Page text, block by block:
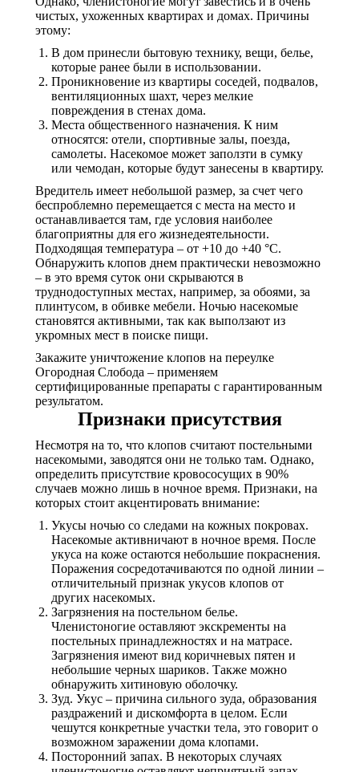
чистых, ухоженных квартирах и домах. Причины
этому:
В дом принесли бытовую технику, вещи, белье,
которые ранее были в использовании.
Проникновение из квартиры соседей, подвалов,
вентиляционных шахт, через мелкие
повреждения в стенах дома.
Места общественного назначения. К ним
относятся: отели, спортивные залы, поезда,
самолеты. Насекомое может заползти в сумку
или чемодан, которые будут занесены в квартиру.
Вредитель имеет небольшой размер, за счет чего
беспроблемно перемещается с места на место и
останавливается там, где условия наиболее
благоприятны для его жизнедеятельности.
Подходящая температура – от +10 до +40 °С.
Обнаружить клопов днем практически невозможно
– в это время суток они скрываются в
труднодоступных местах, например, за обоями, за
плинтусом, в обивке мебели. Ночью насекомые
становятся активными, так как выползают из
укромных мест в поиске пищи.
Закажите уничтожение клопов на переулке
Огородная Слобода – применяем
сертифицированные препараты с гарантированным
результатом.
Признаки присутствия
Несмотря на то, что клопов считают постельными
насекомыми, заводятся они не только там. Однако,
определить присутствие кровососущих в 90%
случаев можно лишь в ночное время. Признаки, на
которых стоит акцентировать внимание:
Укусы ночью со следами на кожных покровах.
Насекомые активничают в ночное время. После
укуса на коже остаются небольшие покраснения.
Поражения сосредотачиваются по одной линии –
отличительный признак укусов клопов от
других насекомых.
Загрязнения на постельном белье.
Членистоногие оставляют экскременты на
постельных принадлежностях и на матрасе.
Загрязнения имеют вид коричневых пятен и
небольшие черных шариков. Также можно
обнаружить хитиновую оболочку.
Зуд. Укус – причина сильного зуда, образования
раздражений и дискомфорта в целом. Если
чешутся конкретные участки тела, это говорит о
возможном заражении дома клопами.
Посторонний запах. В некоторых случаях